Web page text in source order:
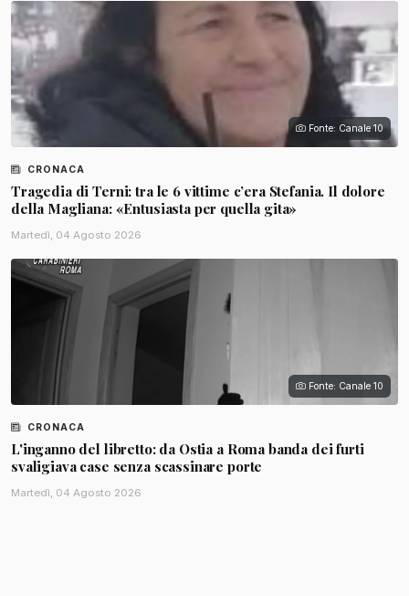
Fonte: Canale 10
CRONACA
Tragedia di Terni: tra le 6 vittime c’era Stefania. Il dolore
della Magliana: «Entusiasta per quella gita»
Martedì, 04 Agosto 2026
Fonte: Canale 10
CRONACA
L'inganno del libretto: da Ostia a Roma banda dei furti
svaligiava case senza scassinare porte
Martedì, 04 Agosto 2026